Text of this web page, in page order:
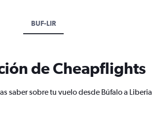
BUF-LIR
de Cheapflights
saber sobre tu vuelo desde Búfalo a Liberia